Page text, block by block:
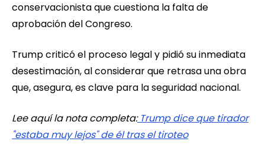
conservacionista que cuestiona la falta de
aprobación del Congreso.
Trump criticó el proceso legal y pidió su inmediata
desestimación, al considerar que retrasa una obra
que, asegura, es clave para la seguridad nacional.
Lee aquí la nota completa:Trump dice que tirador
"estaba muy lejos" de él tras el tiroteo